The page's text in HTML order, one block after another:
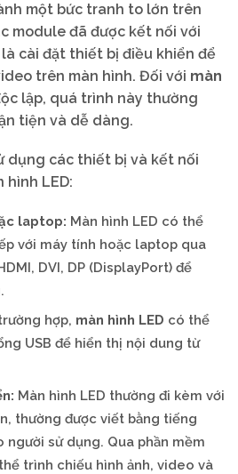
một bức tranh to lớn trên
module đã được kết nối với
cài đặt thiết bị điều khiển để
trên màn hình. Đối với màn
lập, quá trình này thường
tiện và dễ dàng.
dụng các thiết bị và kết nối
hình LED:
laptop: Màn hình LED có thể
với máy tính hoặc laptop qua
DVI, DP (DisplayPort) để
hợp, màn hình LED có thể
USB để hiển thị nội dung từ
Màn hình LED thường đi kèm với
thường được viết bằng tiếng
người sử dụng. Qua phần mềm
trình chiếu hình ảnh, video và